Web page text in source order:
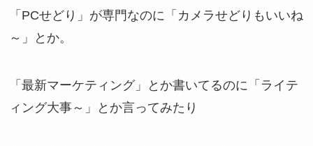
「PCせどり」が専門なのに「カメラせどりもいいね
～」とか。
「最新マーケティング」とか書いてるのに「ライテ
ィング大事～」とか言ってみたり